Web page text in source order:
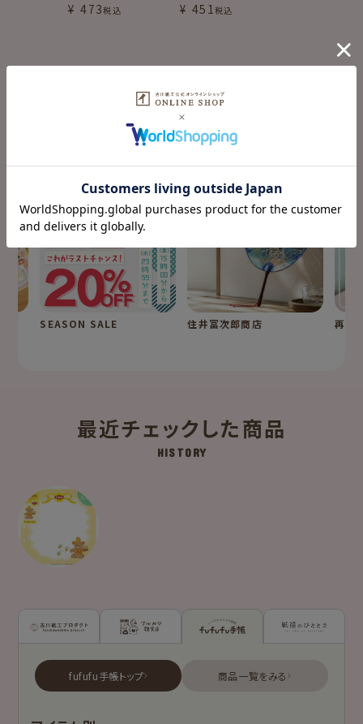
¥ 473税込 ¥ 451税込
fufufu手帳の
特集コンテンツ
SPECIAL
SEASON SALE 住井冨次郎商店 再入
最近チェックした商品
HISTORY
古川紙工プロダクトトップ 新着商品一覧を見る
シリーズ別
フルカワ雑貨店トップ 新着商品一覧をみる
fufufu手帳トップ 商品一覧をみる